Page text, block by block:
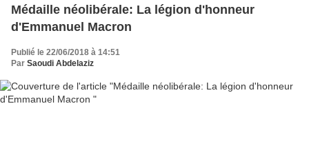
Médaille néolibérale: La légion d'honneur
d'Emmanuel Macron
Publié le 22/06/2018 à 14:51
Par Saoudi Abdelaziz